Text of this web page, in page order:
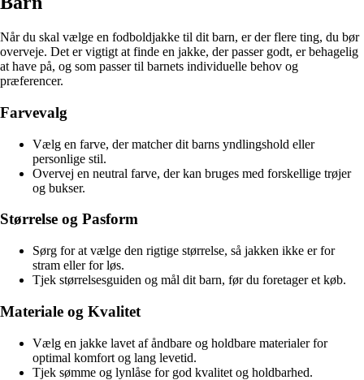
Når du skal vælge en fodboldjakke til dit barn, er der flere ting, du bør
overveje. Det er vigtigt at finde en jakke, der passer godt, er behagelig
at have på, og som passer til barnets individuelle behov og
præferencer.
Farvevalg
Vælg en farve, der matcher dit barns yndlingshold eller
personlige stil.
Overvej en neutral farve, der kan bruges med forskellige trøjer
og bukser.
Størrelse og Pasform
Sørg for at vælge den rigtige størrelse, så jakken ikke er for
stram eller for løs.
Tjek størrelsesguiden og mål dit barn, før du foretager et køb.
Materiale og Kvalitet
Vælg en jakke lavet af åndbare og holdbare materialer for
optimal komfort og lang levetid.
Tjek sømme og lynlåse for god kvalitet og holdbarhed.